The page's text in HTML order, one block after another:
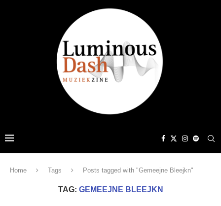
Home Tags Posts tagged with "Gemeejne Bleejkn"
TAG: GEMEEJNE BLEEJKN